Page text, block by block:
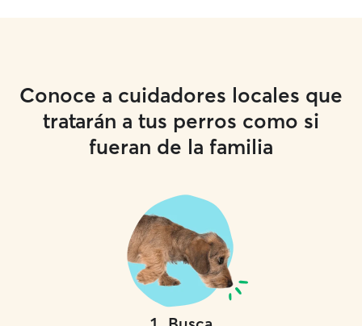
Conoce a cuidadores locales que
tratarán a tus perros como si
fueran de la familia